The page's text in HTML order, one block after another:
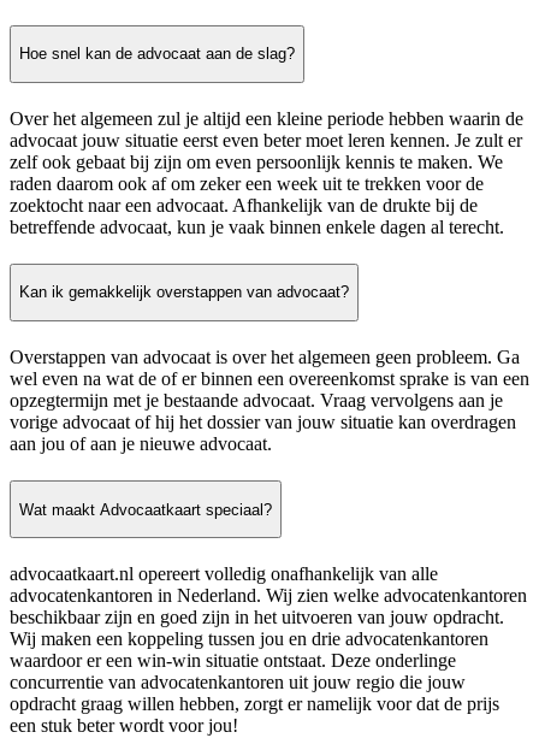
Hoe snel kan de advocaat aan de slag?
Over het algemeen zul je altijd een kleine periode hebben waarin de
advocaat jouw situatie eerst even beter moet leren kennen. Je zult er
zelf ook gebaat bij zijn om even persoonlijk kennis te maken. We
raden daarom ook af om zeker een week uit te trekken voor de
zoektocht naar een advocaat. Afhankelijk van de drukte bij de
betreffende advocaat, kun je vaak binnen enkele dagen al terecht.
Kan ik gemakkelijk overstappen van advocaat?
Overstappen van advocaat is over het algemeen geen probleem. Ga
wel even na wat de of er binnen een overeenkomst sprake is van een
opzegtermijn met je bestaande advocaat. Vraag vervolgens aan je
vorige advocaat of hij het dossier van jouw situatie kan overdragen
aan jou of aan je nieuwe advocaat.
Wat maakt Advocaatkaart speciaal?
advocaatkaart.nl opereert volledig onafhankelijk van alle
advocatenkantoren in Nederland. Wij zien welke advocatenkantoren
beschikbaar zijn en goed zijn in het uitvoeren van jouw opdracht.
Wij maken een koppeling tussen jou en drie advocatenkantoren
waardoor er een win-win situatie ontstaat. Deze onderlinge
concurrentie van advocatenkantoren uit jouw regio die jouw
opdracht graag willen hebben, zorgt er namelijk voor dat de prijs
een stuk beter wordt voor jou!